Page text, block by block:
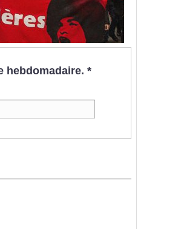
hebdomadaire. *